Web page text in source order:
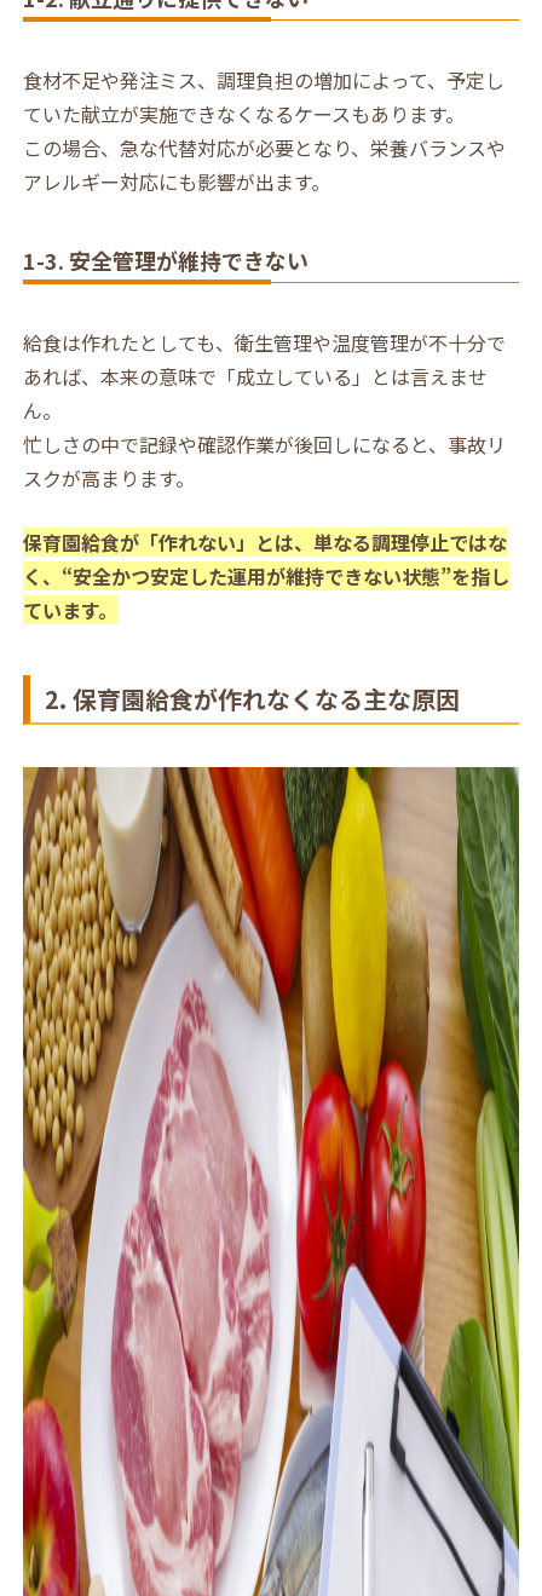
食材不足や発注ミス、調理負担の増加によって、予定し
ていた献立が実施できなくなるケースもあります。
この場合、急な代替対応が必要となり、栄養バランスや
アレルギー対応にも影響が出ます。
1-3. 安全管理が維持できない
給食は作れたとしても、衛生管理や温度管理が不十分で
あれば、本来の意味で「成立している」とは言えませ
ん。
忙しさの中で記録や確認作業が後回しになると、事故リ
スクが高まります。
保育園給食が「作れない」とは、単なる調理停止ではな
く、“安全かつ安定した運用が維持できない状態”を指し
ています。
2. 保育園給食が作れなくなる主な原因